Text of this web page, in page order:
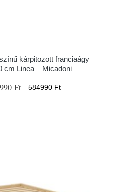
kárpitozott franciaágy
cm Linea – Micadoni
Ft 584990 Ft